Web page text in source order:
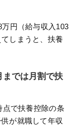
円（給与収入103
しまうと、扶養
までは月割で扶
で扶養控除の条
が就職して年収